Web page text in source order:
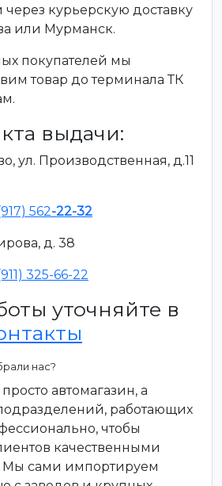
курьерскую доставку
или Мурманск.
покупателей мы
товар до терминала ТК
выдачи:
ул. Производственная, д.11
562-22-32
д. 38
325-66-22
уточняйте в
нас?
автомагазин, а
работающих
чтобы
качественными
Мы сами импортируем